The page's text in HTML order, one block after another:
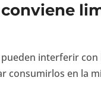
interferir
consumirlos en la